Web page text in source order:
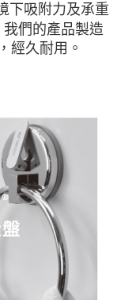
下吸附力及承重
們的產品製造
經久耐用。